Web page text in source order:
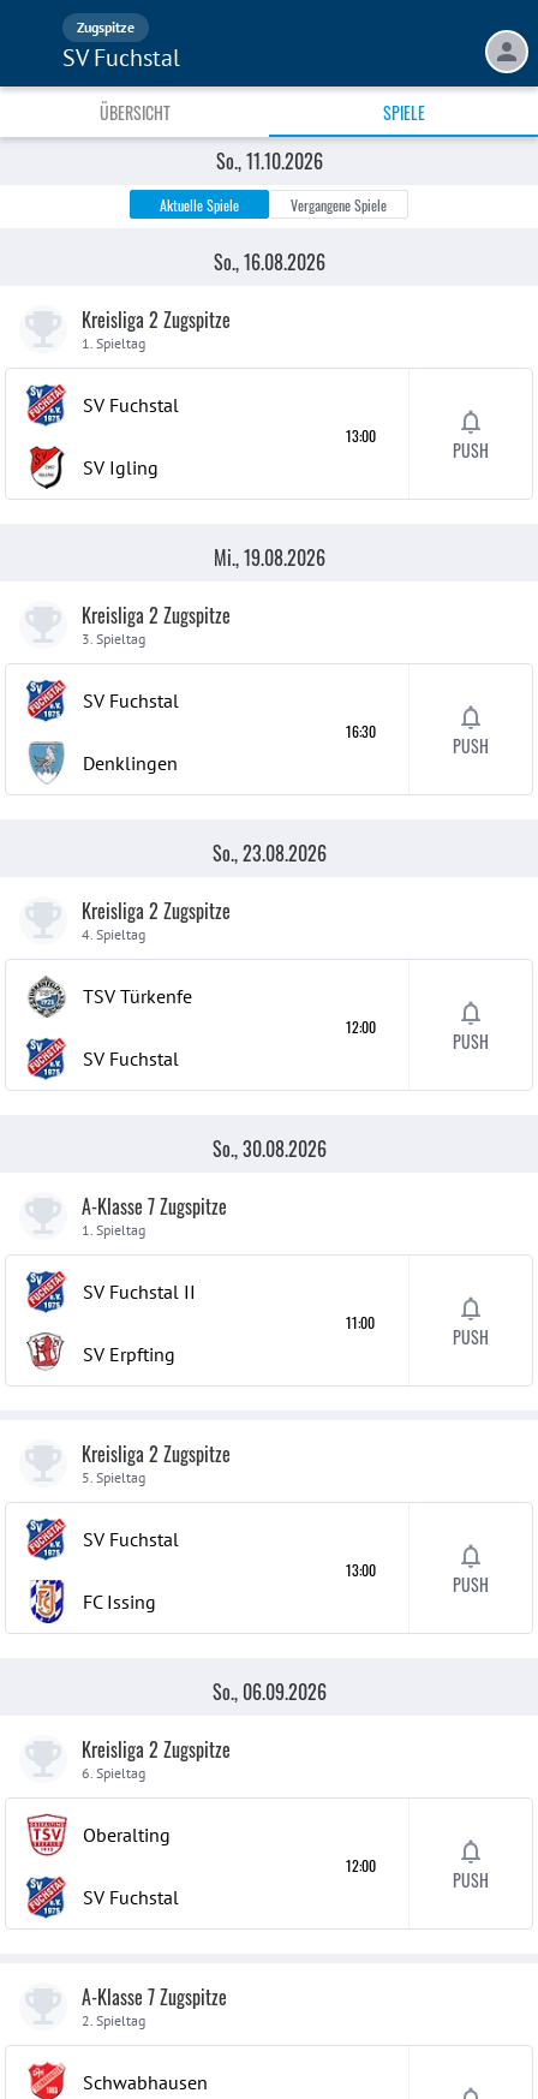
Zugspitze
SV Fuchstal
ÜBERSICHT SPIELE
Aktuelle Spiele Vergangene Spiele
So., 16.08.2026
Kreisliga 2 Zugspitze
1. Spieltag
SV Fuchstal
SV Igling
13:00
PUSH
Mi., 19.08.2026
Mi., 19.08.2026
Kreisliga 2 Zugspitze
3. Spieltag
SV Fuchstal
Denklingen
16:30
PUSH
So., 23.08.2026
So., 23.08.2026
Kreisliga 2 Zugspitze
4. Spieltag
TSV Türkenfe
SV Fuchstal
12:00
PUSH
So., 30.08.2026
So., 30.08.2026
A-Klasse 7 Zugspitze
1. Spieltag
SV Fuchstal II
SV Erpfting
11:00
PUSH
Kreisliga 2 Zugspitze
5. Spieltag
SV Fuchstal
FC Issing
13:00
PUSH
So., 06.09.2026
So., 06.09.2026
Kreisliga 2 Zugspitze
6. Spieltag
Oberalting
SV Fuchstal
12:00
PUSH
A-Klasse 7 Zugspitze
2. Spieltag
Schwabhausen
Sa., 12.09.2026
So., 13.09.2026
Mi., 16.09.2026
Fr., 18.09.2026
Sa., 19.09.2026
So., 20.09.2026
So., 27.09.2026
Sa., 03.10.2026
So., 04.10.2026
Sa., 10.10.2026
So., 11.10.2026